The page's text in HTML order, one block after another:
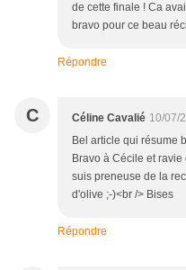
de cette finale ! Ca
bravo pour ce beau
Répondre
C Céline Cavalié 10/07/
Bel article qui résume
Bravo à Cécile et
suis preneuse de la
d'olive ;-)<br /> Bises
Répondre